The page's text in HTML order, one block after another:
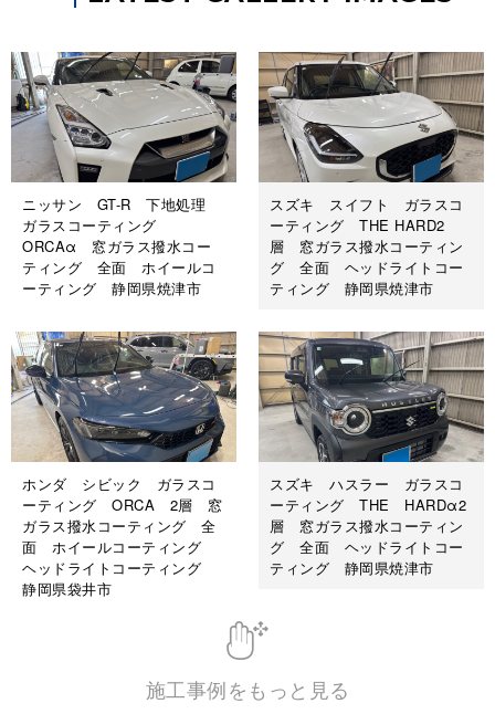
ニッサン GT-R 下地処理
ガラスコーティング
ORCAα 窓ガラス撥水コー
ティング 全面 ホイールコ
ーティング 静岡県焼津市
スズキ スイフト ガラスコ
ーティング THE HARD2
層 窓ガラス撥水コーティン
グ 全面 ヘッドライトコー
ティング 静岡県焼津市
ホンダ シビック ガラスコ
ーティング ORCA 2層 窓
ガラス撥水コーティング 全
面 ホイールコーティング
ヘッドライトコーティング
静岡県袋井市
スズキ ハスラー ガラスコ
ーティング THE HARDα2
層 窓ガラス撥水コーティン
グ 全面 ヘッドライトコー
ティング 静岡県焼津市
施工事例をもっと見る